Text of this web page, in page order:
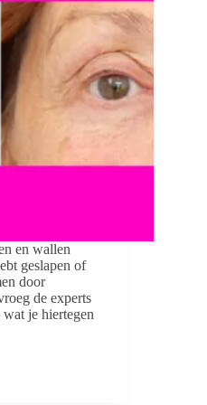
en wallen
geslapen of
door
de experts
je hiertegen